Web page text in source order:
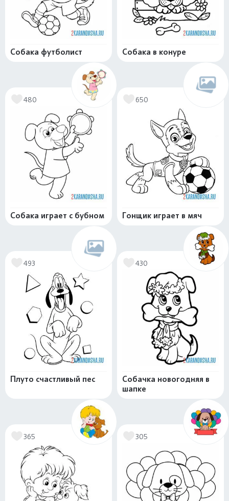
Собака футболист Собака в конуре
480
Собака играет с бубном
650
Гонщик играет в мяч
493
Плуто счастливый пес
430
Собачка новогодняя в
шапке
365 305